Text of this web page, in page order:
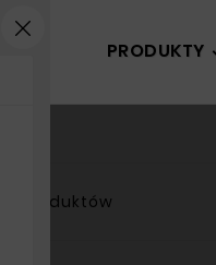
PRODUKTY
20 produktów